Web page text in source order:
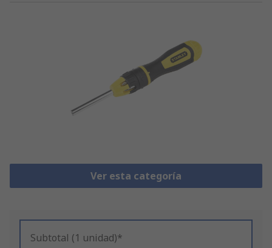
Ver esta categoría
Subtotal (1 unidad)*